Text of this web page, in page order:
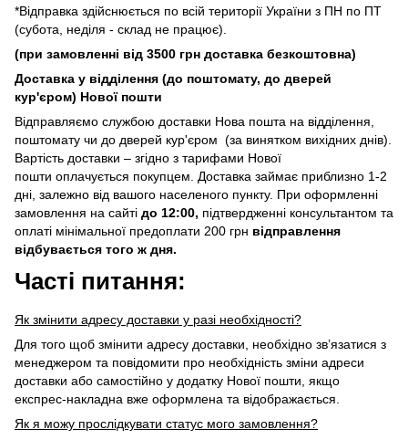
*Відправка здійснюється по всій території України з ПН по ПТ
(субота, неділя - склад не працює).
(при замовленні від 3500 грн доставка безкоштовна)
Доставка у відділення (до поштомату, до дверей
кур'єром) Нової пошти
Відправляємо службою доставки Нова пошта на відділення,
поштомату чи до дверей кур'єром (за винятком вихідних днів).
Вартість доставки – згідно з тарифами Нової
пошти оплачується покупцем. Доставка займає приблизно 1-2
дні, залежно від вашого населеного пункту. При оформленні
замовлення на сайті до 12:00, підтвердженні консультантом та
оплаті мінімальної предоплати 200 грн відправлення
відбувається того ж дня.
Часті питання:
Як змінити адресу доставки у разі необхідності?
Для того щоб змінити адресу доставки, необхідно зв’язатися з
менеджером та повідомити про необхідність зміни адреси
доставки або самостійно у додатку Нової пошти, якщо
експрес-накладна вже оформлена та відображається.
Як я можу прослідкувати статус мого замовлення?